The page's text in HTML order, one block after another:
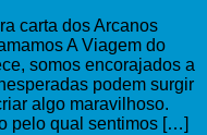
carta dos Arcanos
A Viagem do
somos encorajados a
podem surgir
algo maravilhoso.
pelo qual sentimos […]